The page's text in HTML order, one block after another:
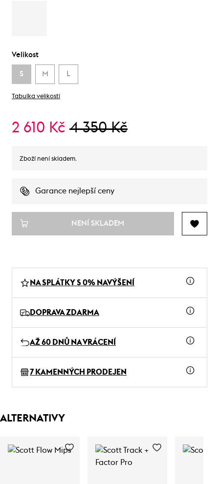
Velikost
S M L
Tabulka velikostí
2 610 Kč 4 350 Kč
Zboží není skladem.
Garance nejlepší ceny
NENÍ SKLADEM
NA SPLÁTKY S 0% NAVÝŠENÍ
DOPRAVA ZDARMA
AŽ 60 DNŮ NA VRÁCENÍ
7 KAMENNÝCH PRODEJEN
ALTERNATIVY